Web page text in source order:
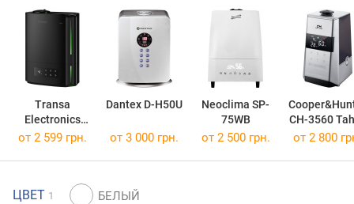
Transa
Electronics
Misty 4.8l
Dantex D-H50U
Neoclima SP-
75WB
CH-3560
от 2 599 грн. от 3 000 грн. от 2 500 грн. от 2 800
ЦВЕТ 1